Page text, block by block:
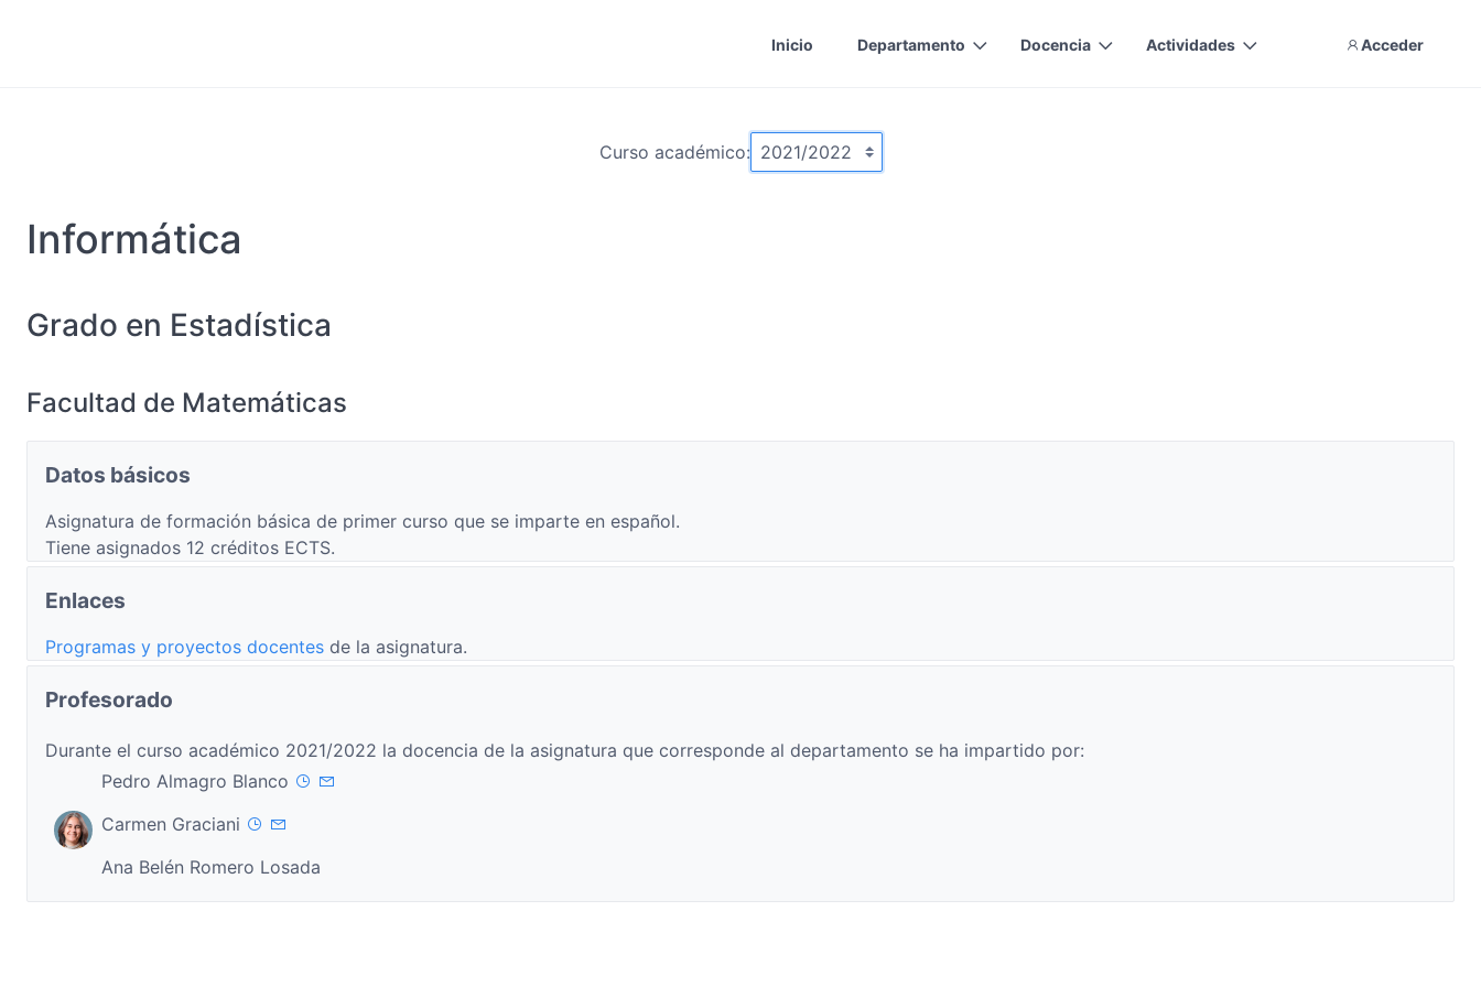
Inicio Departamento Docencia Actividades Acceder
Curso académico:
Informática
Grado en Estadística
Facultad de Matemáticas
Datos básicos
Asignatura de formación básica de primer curso que se imparte en español.
Tiene asignados 12 créditos ECTS.
Enlaces
Programas y proyectos docentes de la asignatura.
Profesorado
Durante el curso académico 2021/2022 la docencia de la asignatura que corresponde al departamento se ha impartido por:
Pedro Almagro Blanco
Carmen Graciani
Ana Belén Romero Losada